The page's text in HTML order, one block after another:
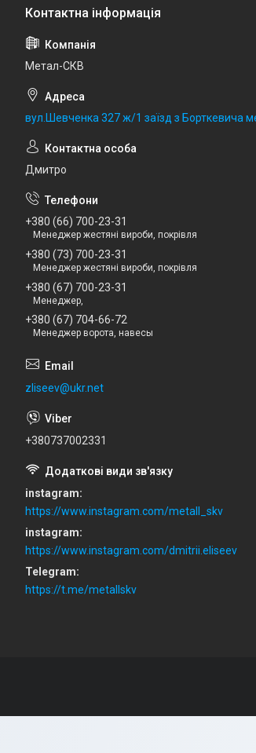
Метал-СКВ
вул.Шевченка 327 ж/1 заїзд з Борткевича
Дмитро
+380 (66) 700-23-31
Менеджер жестяні вироби, покрівля
+380 (73) 700-23-31
Менеджер жестяні вироби, покрівля
+380 (67) 700-23-31
Менеджер,
+380 (67) 704-66-72
Менеджер ворота, навесы
zliseev@ukr.net
+380737002331
instagram
https://www.instagram.com/metall_skv
instagram
https://www.instagram.com/dmitrii.eliseev
Telegram
https://t.me/metallskv